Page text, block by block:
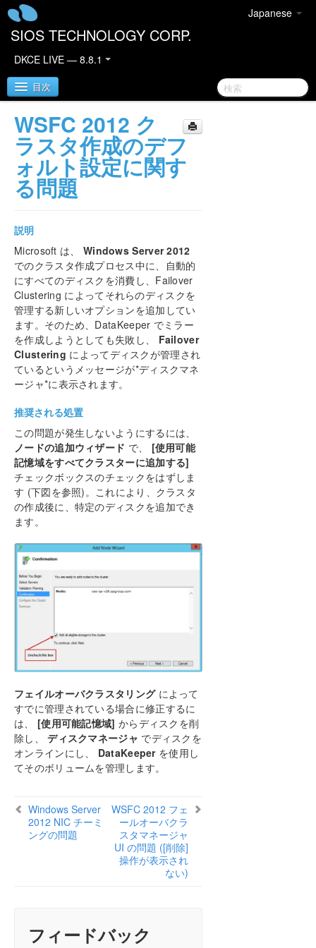
Japanese
SIOS TECHNOLOGY CORP.
DKCE LIVE — 8.8.1
目次
SIOS DataKeeper Cluster Edition
DataKeeper Cluster Edition リリースノート
DataKeeper Cluster Edition クイックスタートガイ
AWS で DataKeeper Cluster Edition をデプロイす
る
Azure で DataKeeper Cluster Edition をデプロイす
る
How to cluster SAP ASCS and ERS on Windows
in AWS using WSFC with SIOS DataKeeper
複数の可用性ゾーン（AZ）にまたがるAzureでファイ
ル サーバー クラスターを構成する
DataKeeper Cluster Edition インストレーションガ
イド
DataKeeper Cluster Edition テクニカルドキュメン
テーション
ユーザインターフェース
構成
SIOS DataKeeper で EMCMD を使用する
よくある質問
ソリューション
既知の問題と回避策
指定したボリュームへのアクセス拒否
LifeKeeper および DataKeeper for Windows の
アンチウイルスソフトウェアの除外リスト
DataKeeper はジョブのミラーエンドポイント
として小文字のドライブレターをサポートしな
い
として使用できない
レプリケーションネットワーク上でクラスタ化
されたIPアドレスのネットワーク障害が発生し
た後、DataKeeperボリュームがオンラインにな
DataKeeper ボリュームをクラスタリソースタ
Live Migration の失敗
WSFC 2012 ク
ラスタ作成のデフ
ォルト設定に関す
る問題
説明
Microsoft は、 Windows Server 2012
でのクラスタ作成プロセス中に、自動的
にすべてのディスクを消費し、Failover
Clustering によってそれらのディスクを
管理する新しいオプションを追加してい
ます。そのため、DataKeeper でミラー
を作成しようとしても失敗し、 Failover
Clustering によってディスクが管理され
ているというメッセージが*ディスクマネ
ージャ*に表示されます。
推奨される処置
この問題が発生しないようにするには、
ノードの追加ウィザード で、 [使用可能
記憶域をすべてクラスターに追加する]
チェックボックスのチェックをはずしま
す (下図を参照)。これにより、クラスタ
の作成後に、特定のディスクを追加でき
ます。
フェイルオーバクラスタリングによって
すでに管理されている場合に修正するに
は、 [使用可能記憶域] からディスクを削
除し、ディスクマネージャ でディスクを
オンラインにし、 DataKeeperを使用し
てそのボリュームを管理します。
Windows Server
2012 NIC チーミ
ングの問題
WSFC 2012 フェ
ールオーバクラ
スタマネージャ
UI の問題 ([削除]
操作が表示され
ない)
フィードバック